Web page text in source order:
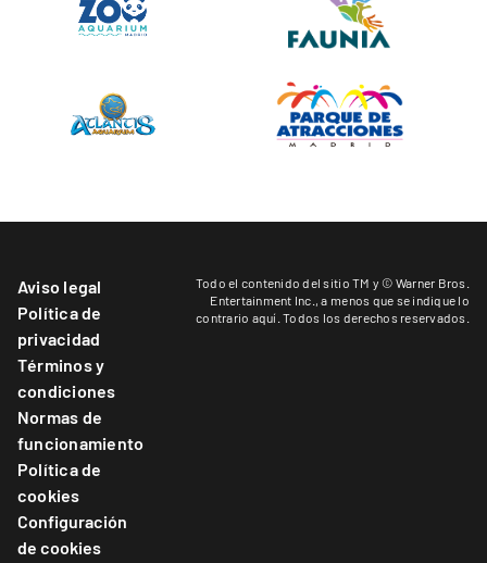
Aviso legal
Política de
privacidad
Términos y
condiciones
Normas de
funcionamiento
Política de
cookies
Configuración
de cookies
Todo el contenido del sitio TM y © Warner Bros.
Entertainment Inc.,a menos que se indique lo
contrario aquí . Todos los derechos reservados.